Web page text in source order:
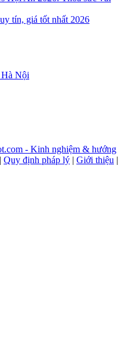
tín, giá tốt nhất 2026
Nội
- Kinh nghiệm & hướng
| Quy định pháp lý | Giới thiệu |